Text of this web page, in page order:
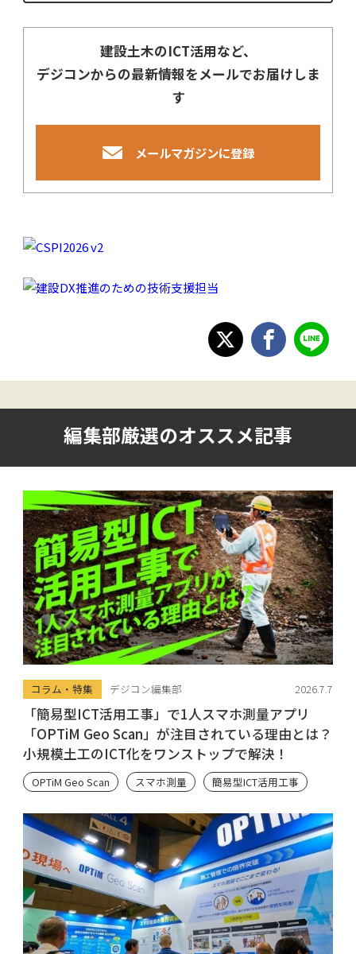
建設土木のICT活用など、
デジコンからの最新情報をメールでお届けしま
す
メールマガジンに登録
編集部厳選のオススメ記事
コラム・特集 デジコン編集部 2026.7.7
「簡易型ICT活用工事」で1人スマホ測量アプリ
「OPTiM Geo Scan」が注目されている理由とは？
小規模土工のICT化をワンストップで解決！
OPTiM Geo Scan スマホ測量 簡易型ICT活用工事